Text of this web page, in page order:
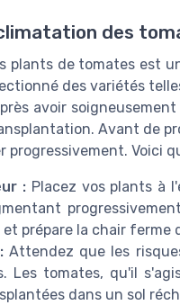
des
plants de tomates est
des variétés
avoir
Avant de
progressivement. Voici
: Placez vos plants à
prépare la chair
Attendez que les
Les tomates, qu'il
dans un sol